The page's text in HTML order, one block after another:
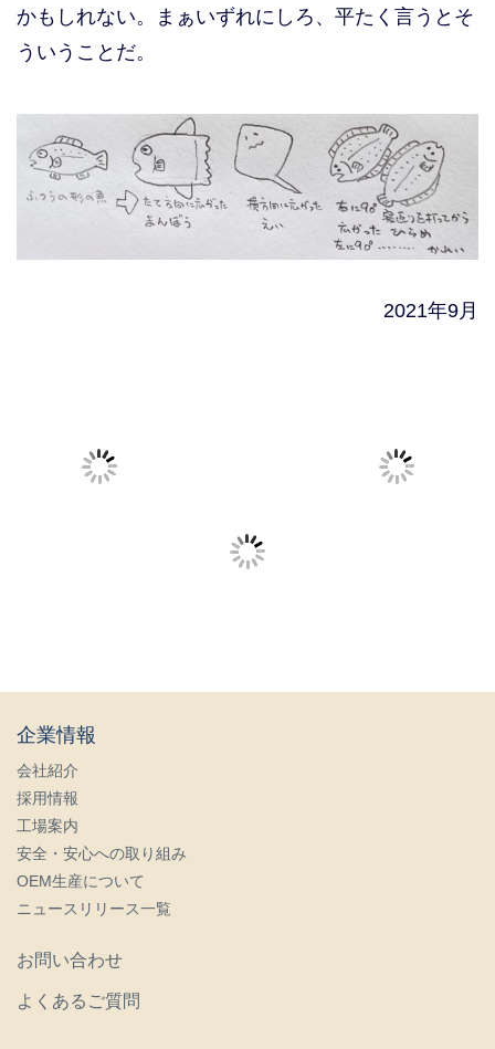
かもしれない。まぁいずれにしろ、平たく言うとそ
ういうことだ。
2021年9月
工場案内
安全・安心への取り組み
OEM生産について
ニュースリリース一覧
よくあるご質問
走らんか！監査役